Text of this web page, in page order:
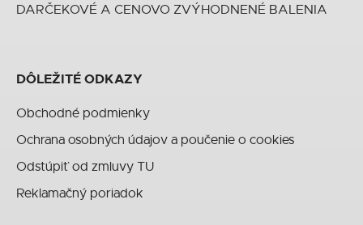
DARČEKOVÉ A CENOVO ZVÝHODNENÉ BALENIA
DÔLEŽITÉ ODKAZY
Obchodné podmienky
Ochrana osobných údajov a poučenie o cookies
Odstúpiť od zmluvy TU
Reklamačný poriadok